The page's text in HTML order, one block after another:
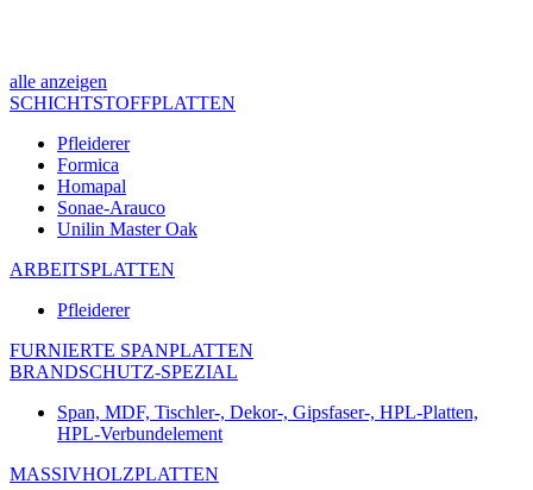
alle anzeigen
SCHICHTSTOFFPLATTEN
Pfleiderer
Formica
Homapal
Sonae-Arauco
Unilin Master Oak
ARBEITSPLATTEN
Pfleiderer
FURNIERTE SPANPLATTEN
BRANDSCHUTZ-SPEZIAL
Span, MDF, Tischler-, Dekor-, Gipsfaser-, HPL-Platten,
HPL-Verbundelement
MASSIVHOLZPLATTEN